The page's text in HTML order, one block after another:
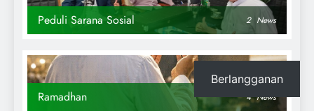
Peduli Sarana Sosial 2 News
Ramadhan 4 News
Berlangganan